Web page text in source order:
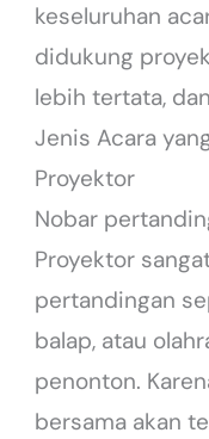
keseluruhan
didukung
lebih tertata,
Jenis Acara
Proyektor
Nobar
Proyektor
pertandingan
balap, atau
penonton.
bersama akan